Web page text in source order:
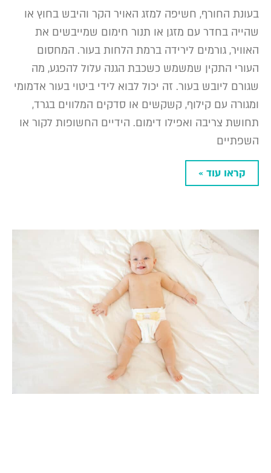
בעונת החורף, חשיפה למזג האויר הקר והיבש בחוץ או
שהייה בחדר עם מזגן או תנור חימום שמייבשים את
האוויר, גורמים לירידה ברמת הלחות בעור. המחסום
העורי התקין שמשמש כשכבת הגנה עלול להפגע, מה
שגורם ליובש בעור. זה יכול לבוא לידי ביטוי בעור אדמומי
ומגורה עם קילוף, קשקשים או סדקים המלווים בגרד,
תחושת צריבה ואפילו דימום. הידיים החשופות לקור או
השפתיים
קראו עוד »